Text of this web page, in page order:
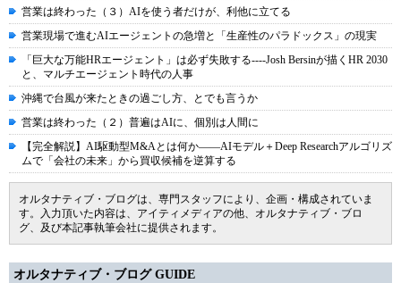
営業は終わった（３）AIを使う者だけが、利他に立てる
営業現場で進むAIエージェントの急増と「生産性のパラドックス」の現実
「巨大な万能HRエージェント」は必ず失敗する----Josh Bersinが描くHR 2030
と、マルチエージェント時代の人事
沖縄で台風が来たときの過ごし方、とでも言うか
営業は終わった（２）普遍はAIに、個別は人間に
【完全解説】AI駆動型M&Aとは何か――AIモデル＋Deep Researchアルゴリズ
ムで「会社の未来」から買収候補を逆算する
オルタナティブ・ブログは、専門スタッフにより、企画・構成されていま
す。入力頂いた内容は、アイティメディアの他、オルタナティブ・ブロ
グ、及び本記事執筆会社に提供されます。
オルタナティブ・ブログ GUIDE